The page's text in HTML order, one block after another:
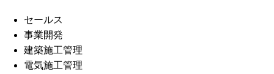
セールス
事業開発
建築施工管理
電気施工管理